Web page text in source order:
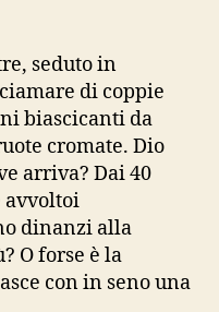
seduto in
di coppie
biascicanti da
cromate. Dio
arriva? Dai 40
avvoltoi
dinanzi alla
O forse è la
con in seno una